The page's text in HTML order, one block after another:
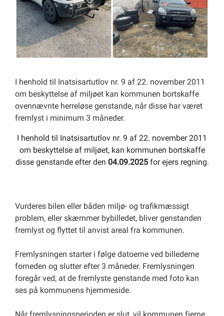
I henhold til Inatsisartutlov nr. 9 af 22. november 2011
om beskyttelse af miljøet kan kommunen bortskaffe
ovennævnte herreløse genstande, når disse har været
fremlyst i minimum 3 måneder.
I henhold til Inatsisartutlov nr. 9 af 22. november 2011
om beskyttelse af miljøet, kan kommunen bortskaffe
disse genstande efter den 04.09.2025for ejers regning.
Vurderes bilen eller båden miljø- og trafikmæssigt
problem, eller skæmmer bybilledet, bliver genstanden
fremlyst og flyttet til anvist areal fra kommunen.
Fremlysningen starter i følge datoerne ved billederne
forneden og slutter efter 3 måneder. Fremlysningen
foregår ved, at de fremlyste genstande med foto kan
ses på kommunens hjemmeside.
Når fremlysningsperioden er slut, vil kommunen fjerne